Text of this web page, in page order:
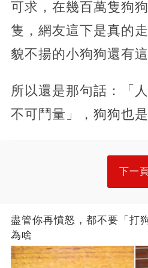
可求，在幾百萬隻狗
隻，網友這下是真的
貌不揚的小狗狗還有
所以還是那句話：「
不可鬥量」，狗狗也
下一
盡管你再憤怒，都不要「打
為啥